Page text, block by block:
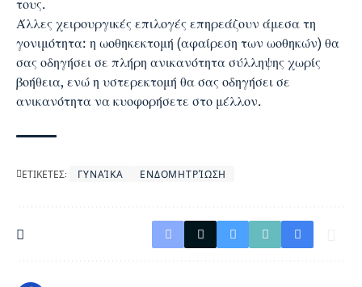
τους.
Άλλες χειρουργικές επιλογές επηρεάζουν άμεσα τη
γονιμότητα: η ωοθηκεκτομή (αφαίρεση των ωοθηκών) θα
σας οδηγήσει σε πλήρη ανικανότητα σύλληψης χωρίς
βοήθεια, ενώ η υστερεκτομή θα σας οδηγήσει σε
ανικανότητα να κυοφορήσετε στο μέλλον.
ΕΤΙΚΕΤΕΣ: ΓΥΝΑΊΚΑ ΕΝΔΟΜΗΤΡΊΩΣΗ